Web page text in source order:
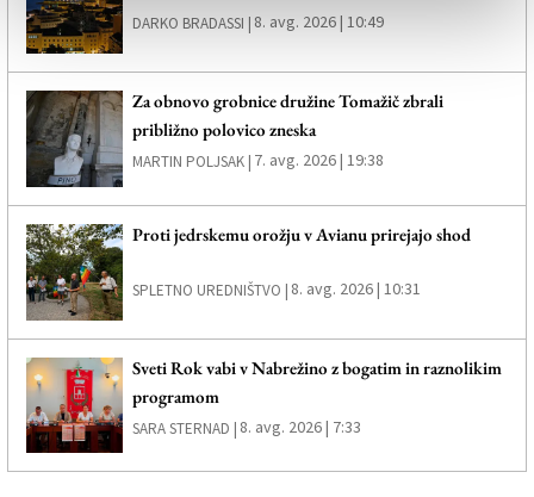
DARKO BRADASSI | 8. avg. 2026 | 10:49
Za obnovo grobnice družine Tomažič zbrali
približno polovico zneska
MARTIN POLJSAK | 7. avg. 2026 | 19:38
Proti jedrskemu orožju v Avianu prirejajo shod
SPLETNO UREDNIŠTVO | 8. avg. 2026 | 10:31
Sveti Rok vabi v Nabrežino z bogatim in raznolikim
programom
SARA STERNAD | 8. avg. 2026 | 7:33